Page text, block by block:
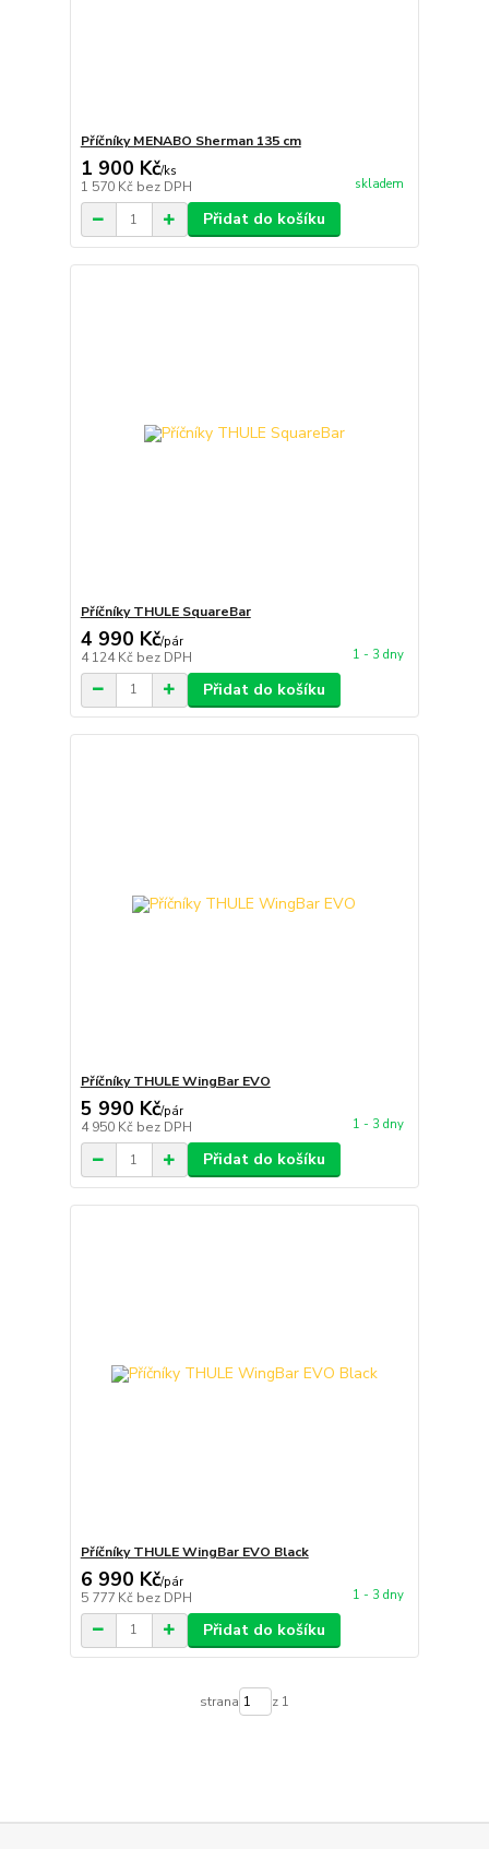
Příčníky MENABO Sherman 135 cm
1 900 Kč/ks
1 570 Kč bez DPH skladem
Přidat do košíku
Příčníky THULE SquareBar
4 990 Kč/pár
4 124 Kč bez DPH 1 - 3 dny
Přidat do košíku
Příčníky THULE WingBar EVO
5 990 Kč/pár
4 950 Kč bez DPH 1 - 3 dny
Přidat do košíku
Příčníky THULE WingBar EVO Black
6 990 Kč/pár
5 777 Kč bez DPH 1 - 3 dny
Přidat do košíku
strana z 1